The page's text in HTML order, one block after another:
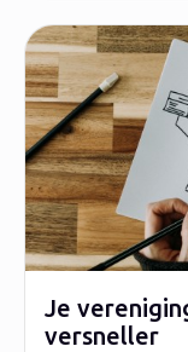
Je
versneller